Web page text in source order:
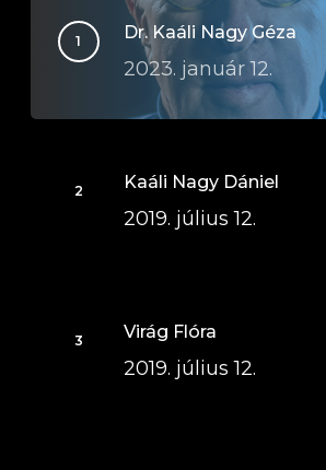
Dr. Kaáli Nagy Géza
2023. január 12.
Kaáli Nagy Dániel
2019. július 12.
Virág Flóra
2019. július 12.